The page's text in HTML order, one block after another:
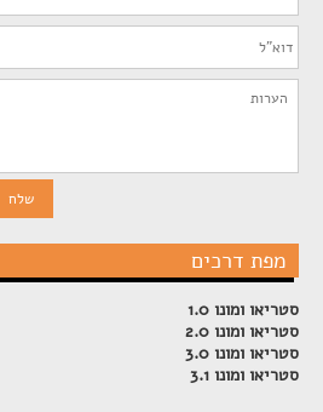
מפת דרכים
סטריאו ומונו 1.0
סטריאו ומונו 2.0
סטריאו ומונו 3.0
סטריאו ומונו 3.1